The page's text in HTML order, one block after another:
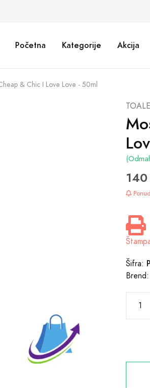
Početna Kategorije Akcija
& Chic I Love Love - 50ml
Šifra:
Brend: